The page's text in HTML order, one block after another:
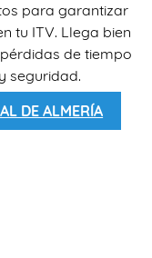
para garantizar
tu ITV. Llega bien
de tiempo
seguridad.
DE ALMERÍA